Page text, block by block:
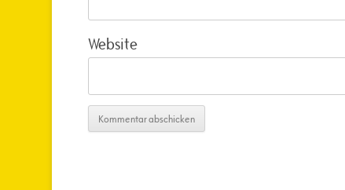
Website